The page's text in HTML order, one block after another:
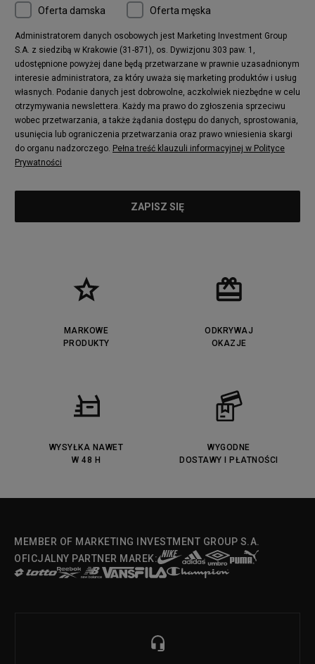
Nike Air More Uptempo
adidas Stan Smith
Puma Mayze
Reebok Club C
New Balance 2002
adidas NMD
Converse Run Star Hike
Nike Air Max Pulse
adidas Nizza
New Balance 997
adidas ZX
Nike Waffle One
Jordan Max Aura 4
Fila Disruptor
Timberland 6
adidas Retropy
Vans SK8-HI
adidas Adifom
Timberland Euro Sprint
Puma Caven
Lacoste Powercourt
Lacoste Carnaby
Vans Classic
Reebok Solution MID
Lacoste Menerva Sport
Puma Doublecourt
Fila Strada Low
Oferta damska Oferta męska
Administratorem danych osobowych jest Marketing Investment Group
S.A. z siedzibą w Krakowie (31-871), os. Dywizjonu 303 paw. 1,
udostępnione powyżej dane będą przetwarzane w prawnie uzasadnionym
interesie administratora, za który uważa się marketing produktów i usług
własnych. Podanie danych jest dobrowolne, aczkolwiek niezbędne w celu
otrzymywania newslettera. Każdy ma prawo do zgłoszenia sprzeciwu
wobec przetwarzania, a także żądania dostępu do danych, sprostowania,
usunięcia lub ograniczenia przetwarzania oraz prawo wniesienia skargi
do organu nadzorczego. Pełna treść klauzuli informacyjnej w Polityce
Prywatności
MARKOWE
PRODUKTY
ODKRYWAJ
OKAZJE
WYSYŁKA NAWET
W 48 H
WYGODNE
DOSTAWY I PŁATNOŚCI
MEMBER OF MARKETING INVESTMENT GROUP S.A.
OFICJALNY PARTNER MAREK: